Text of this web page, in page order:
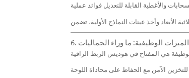
6. الميزات الوظيفية: ما وراء الجماليات